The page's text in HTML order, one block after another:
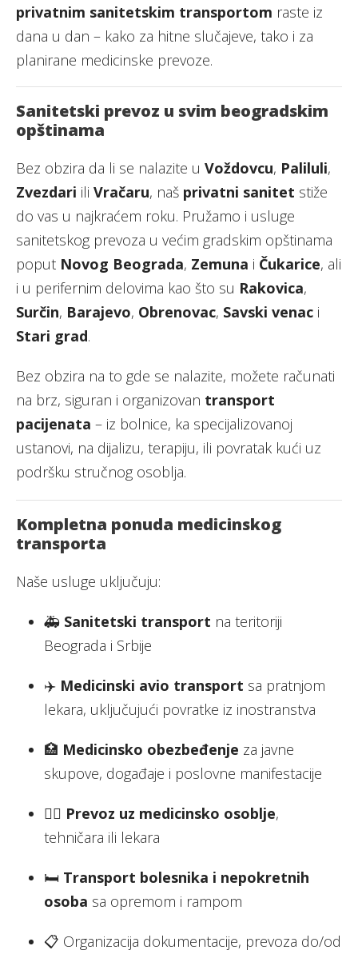
privatnim sanitetskim transportom raste iz
dana u dan – kako za hitne slučajeve, tako i za
planirane medicinske prevoze.
Sanitetski prevoz u svim beogradskim
opštinama
Bez obzira da li se nalazite u Voždovcu, Paliluli,
Zvezdari ili Vračaru, naš privatni sanitet stiže
do vas u najkraćem roku. Pružamo i usluge
sanitetskog prevoza u većim gradskim opštinama
poput Novog Beograda, Zemuna i Čukarice, ali
i u perifernim delovima kao što su Rakovica,
Surčin, Barajevo, Obrenovac, Savski venac i
Stari grad.
Bez obzira na to gde se nalazite, možete računati
na brz, siguran i organizovan transport
pacijenata – iz bolnice, ka specijalizovanoj
ustanovi, na dijalizu, terapiju, ili povratak kući uz
podršku stručnog osoblja.
Kompletna ponuda medicinskog
transporta
Naše usluge uključuju:
🚑 Sanitetski transport na teritoriji
Beograda i Srbije
✈️ Medicinski avio transport sa pratnjom
lekara, uključujući povratke iz inostranstva
🏥 Medicinsko obezbeđenje za javne
skupove, događaje i poslovne manifestacije
🧑‍⚕️ Prevoz uz medicinsko osoblje,
tehničara ili lekara
🛏️ Transport bolesnika i nepokretnih
osoba sa opremom i rampom
📋 Organizacija dokumentacije, prevoza do/od